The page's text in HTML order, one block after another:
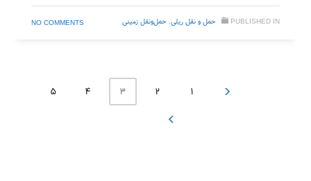
PUBLISHED IN حمل‌ و نقل ریلی, حمل‌ونقل زمینی NO COMMENTS
1
2
3
4
5